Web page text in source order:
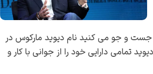
جست و جو می کنید نام دیوید مارکوس در
تمامی دارایی خود را از جوانی با کار و